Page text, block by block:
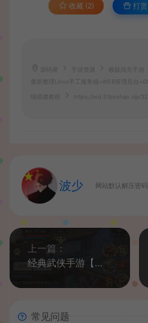
收藏 (2) 打赏
手游资源
横版闯关手游
最新整理Linux手工服务端+WEB管理后台
细搭建教程 https://wd.51boshao.vip/
波少 网站默认解压密
上一篇：
经典武侠手游【天龙八部鬼谷武当版】最新整理单机一键即玩服务端+Linux手工服务端+安卓+客户端加解密工具+运营后台+GM后台+详细搭建教程
常见问题